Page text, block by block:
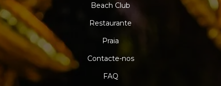
Beach Club
Restaurante
Praia
Contacte-nos
FAQ